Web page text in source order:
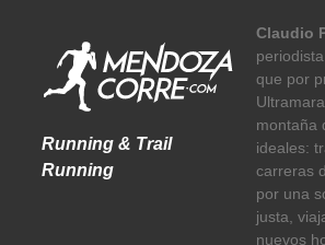
Running & Trail
Running
Claudio
que por
montaña
ideales:
carreras
por una
justa,
nuevos